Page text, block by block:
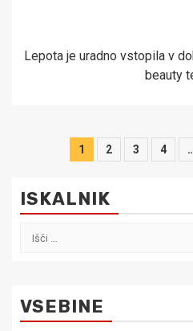
Lepota je uradno vstopila v
beauty
1 2 3 4
ISKALNIK
Išči:
VSEBINE